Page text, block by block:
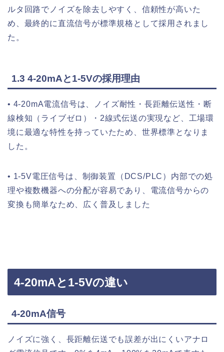
ルタ回路でノイズを除去しやすく、信頼性が高いた
め、最終的に直流信号が標準規格として採用されまし
た。
1.3 4-20mAと1-5Vの採用理由
• 4-20mA電流信号は、ノイズ耐性・長距離伝送性・断
線検知（ライブゼロ）・2線式伝送の実現など、工場環
境に最適な特性を持っていたため、世界標準となりま
した。
• 1-5V電圧信号は、制御装置（DCS/PLC）内部での処
理や複数機器への分配が容易であり、電流信号からの
変換も簡単なため、広く普及しました
4-20mAと1-5Vの違い
4-20mA信号
ノイズに強く、長距離伝送でも誤差が出にくいアナロ